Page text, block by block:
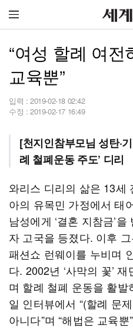
“여성 할례 여
교육뿐”
입력 : 2019-02-18 02:42
수정 : 2019-02-17 16:49
[천지인참부모님 성탄·
례 철폐운동 주도’ 디리
와리스 디리의 삶은 13세
아의 유목민 가정에서 태
남성에게 ‘결혼 지참금’
자 고국을 등졌다. 이후
패션쇼 런웨이를 누비며
다. 2002년 ‘사막의 꽃’
며 할례 철폐 운동을 활
일 인터뷰에서 “(할례 문
아니다”며 “해법은 교육